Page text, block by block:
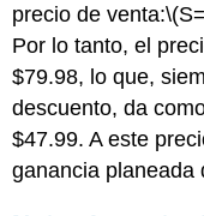
precio de venta:
Por lo tanto, el
$79.98, lo que,
descuento, da
$47.99. A este
ganancia planeada